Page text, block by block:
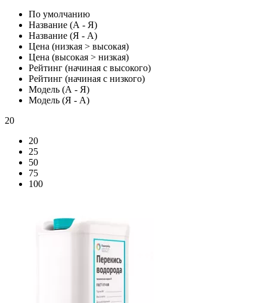
По умолчанию
Название (А - Я)
Название (Я - А)
Цена (низкая > высокая)
Цена (высокая > низкая)
Рейтинг (начиная с высокого)
Рейтинг (начиная с низкого)
Модель (А - Я)
Модель (Я - А)
20
20
25
50
75
100